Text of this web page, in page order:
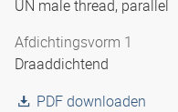
UN male thread, parallel
Afdichtingsvorm 1
Draaddichtend
PDF downloaden